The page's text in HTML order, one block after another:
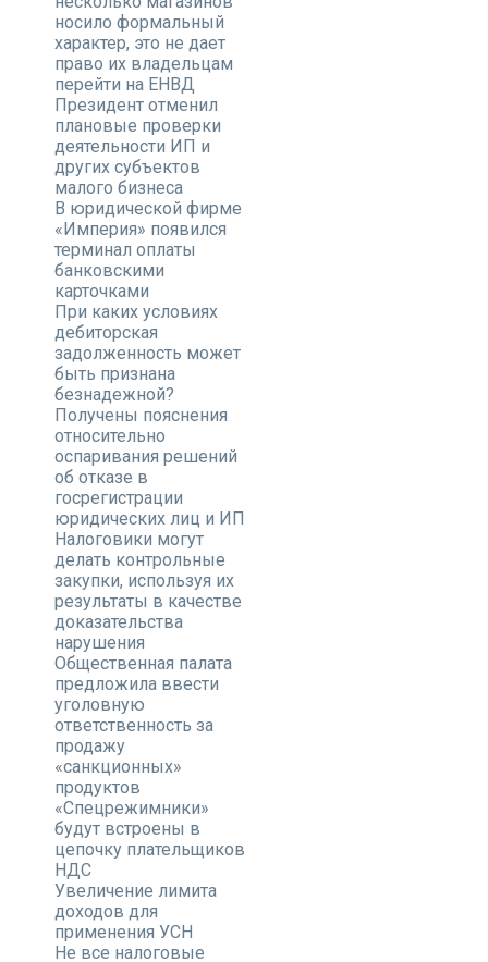
носило формальный
характер, это не дает
право их владельцам
перейти на ЕНВД
Президент отменил
плановые проверки
деятельности ИП и
других субъектов
малого бизнеса
В юридической фирме
«Империя» появился
терминал оплаты
банковскими
карточками
При каких условиях
дебиторская
задолженность может
быть признана
безнадежной?
Получены пояснения
относительно
оспаривания решений
об отказе в
госрегистрации
юридических лиц и ИП
Налоговики могут
делать контрольные
закупки, используя их
результаты в качестве
доказательства
нарушения
Общественная палата
предложила ввести
уголовную
ответственность за
продажу
«санкционных»
продуктов
«Спецрежимники»
будут встроены в
цепочку плательщиков
НДС
Увеличение лимита
доходов для
применения УСН
Не все налоговые